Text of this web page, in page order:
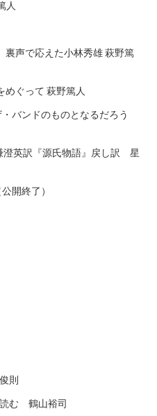
人
裏声で応えた小林秀雄 萩野篤
めぐって 萩野篤人
バンドのものとなるだろう
英訳『源氏物語』戻し訳 星
開終了）
則
む 鶴山裕司